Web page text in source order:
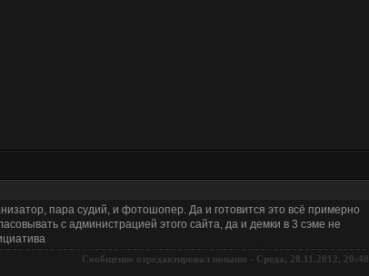
пара судий, и фотошопер. Да и готовится это всё примерно
с администрацией этого сайта, да и демки в 3 сэме не
Сообщение отредактировал noname - Среда, 28.11.2012, 20:40